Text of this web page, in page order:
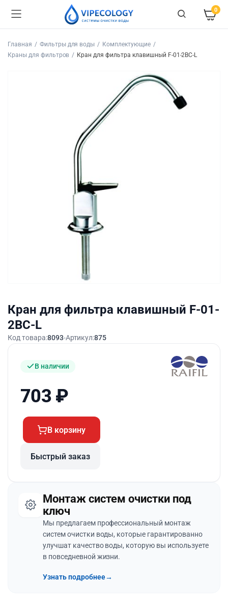
0
Главная Фильтры для воды
Комплектующие
Краны для фильтров
Кран для фильтра клавишный F-01-2BC-L
Кран для фильтра клавишный F-01-
2BC-L
Код товара:8093 Артикул:875
В наличии
703 ₽
В корзину
Быстрый заказ
Монтаж систем очистки под
ключ
Мы предлагаем профессиональный монтаж
систем очистки воды, которые гарантированно
улучшат качество воды, которую вы используете
в повседневной жизни.
Узнать подробнее→